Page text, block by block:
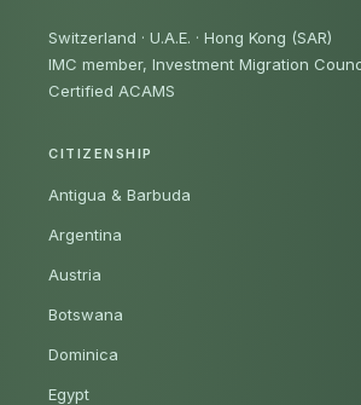
Switzerland · U.A.E. · Hong Kong (SAR)
IMC member, Investment Migration
Certified ACAMS
CITIZENSHIP
Antigua & Barbuda
Argentina
Austria
Botswana
Dominica
Egypt